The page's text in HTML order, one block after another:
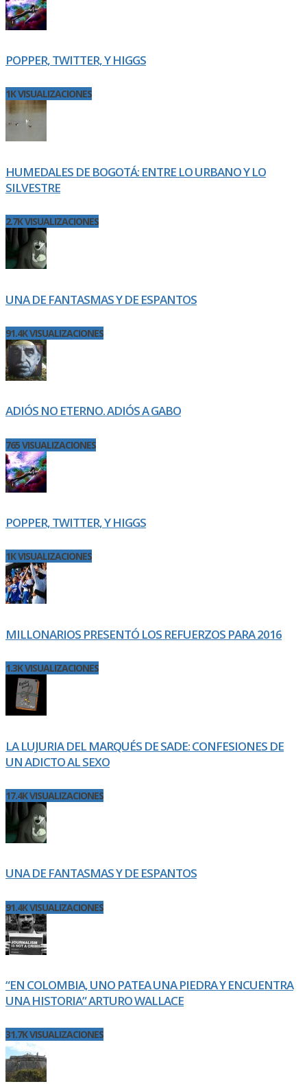
POPPER, TWITTER, Y HIGGS
1K VISUALIZACIONES
HUMEDALES DE BOGOTÁ: ENTRE LO URBANO Y LO
SILVESTRE
2.7K VISUALIZACIONES
UNA DE FANTASMAS Y DE ESPANTOS
91.4K VISUALIZACIONES
ADIÓS NO ETERNO. ADIÓS A GABO
765 VISUALIZACIONES
POPPER, TWITTER, Y HIGGS
1K VISUALIZACIONES
MILLONARIOS PRESENTÓ LOS REFUERZOS PARA 2016
1.3K VISUALIZACIONES
LA LUJURIA DEL MARQUÉS DE SADE: CONFESIONES DE
UN ADICTO AL SEXO
17.4K VISUALIZACIONES
UNA DE FANTASMAS Y DE ESPANTOS
91.4K VISUALIZACIONES
“EN COLOMBIA, UNO PATEA UNA PIEDRA Y ENCUENTRA
UNA HISTORIA” ARTURO WALLACE
31.7K VISUALIZACIONES